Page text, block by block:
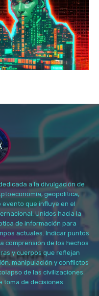
a la divulgación de
geopolítica,
que influye en el
Unidos hacia la
de información para
actuales. Indicar puntos
comprensión de los hechos
y cuerpos que reflejan
manipulación y conflictos
de las civilizaciones.
toma de decisiones.